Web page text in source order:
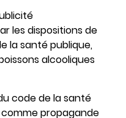
les dispositions de
la santé publique,
alcooliques
code de la santé
propagande